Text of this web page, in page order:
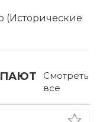
(Исторические
Смотреть
все